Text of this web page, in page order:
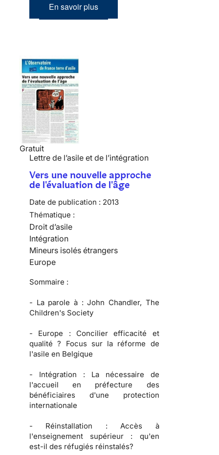
En savoir plus
Gratuit
Lettre de l’asile et de l’intégration
Vers une nouvelle approche
de l'évaluation de l'âge
Date de publication : 2013
Thématique :
Droit d’asile
Intégration
Mineurs isolés étrangers
Europe
Sommaire :
- La parole à : John Chandler, The
Children's Society
- Europe : Concilier efficacité et
qualité ? Focus sur la réforme de
l'asile en Belgique
- Intégration : La nécessaire de
l'accueil en préfecture des
bénéficiaires d'une protection
internationale
- Réinstallation : Accès à
l'enseignement supérieur : qu'en
est-il des réfugiés réinstalés?